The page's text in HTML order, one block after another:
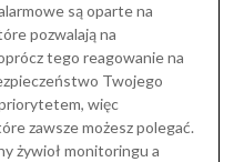
są oparte na
pozwalają na
tego reagowanie na
Twojego
więc
zawsze możesz polegać.
żywioł monitoringu a